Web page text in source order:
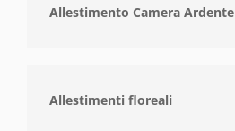
Allestimento Camera Ardente
Allestimenti floreali